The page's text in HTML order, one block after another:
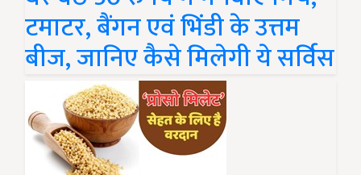
टमाटर, बैंगन एवं भिंडी के उत्तम
बीज, जानिए कैसे मिलेगी ये सर्विस